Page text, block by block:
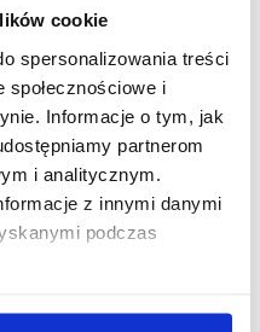
cookie
spersonalizowania treści
społecznościowe i
Informacje o tym, jak
partnerom
i analitycznym.
z innymi danymi
podczas
dokumenty
śr., 11 paź 2017
stronie
dokumenty powinni